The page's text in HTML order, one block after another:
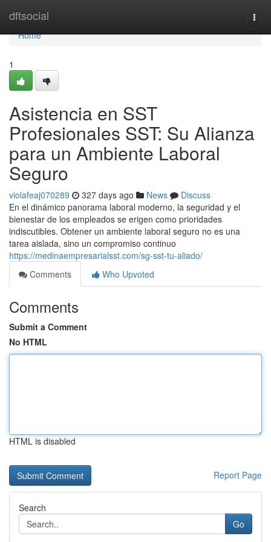
dftsocial
Home
Home
1
Asistencia en SST
Profesionales SST: Su Alianza
para un Ambiente Laboral
Seguro
violafeaj070289 327 days ago News
Discuss
En el dinámico panorama laboral moderno, la seguridad y el
bienestar de los empleados se erigen como prioridades
indiscutibles. Obtener un ambiente laboral seguro no es una
tarea aislada, sino un compromiso continuo
https://medinaempresarialsst.com/sg-sst-tu-aliado/
Comments
Who Upvoted
Comments
Submit a Comment
No HTML
HTML is disabled
Report Page
Search
Go